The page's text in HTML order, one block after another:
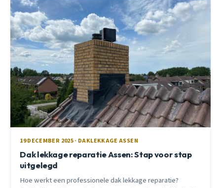
19 DECEMBER 2025 · DAKLEKKAGE ASSEN
Dak lekkage reparatie Assen: Stap voor stap
uitgelegd
Hoe werkt een professionele dak lekkage reparatie?